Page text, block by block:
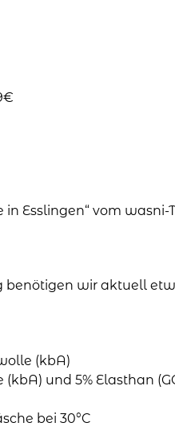
in Esslingen“ vom wasni-
benötigen wir aktuell
(kbA)
und 5% Elasthan
bei 30°C